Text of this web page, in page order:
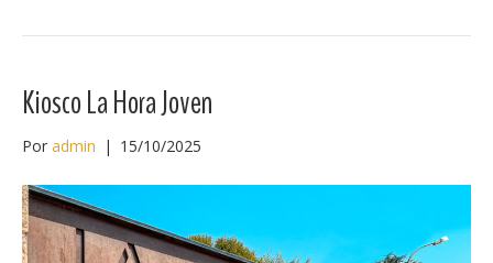
Kiosco La Hora Joven
Por admin | 15/10/2025